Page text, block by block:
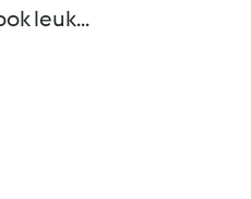
leuk...